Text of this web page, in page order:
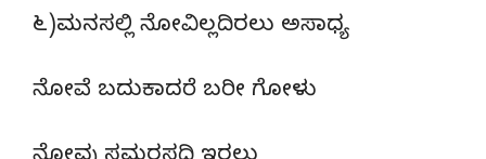
೬)ಮನಸಲ್ಲಿ ನೋವಿಲ್ಲದಿರಲು ಅಸಾಧ್ಯ
ನೋವೆ ಬದುಕಾದರೆ ಬರೀ ಗೋಳು